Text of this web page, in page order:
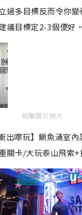
過多目標反而令你
議目標定2-3個便好。
點擊圖片放大
出嚟玩】鰂魚涌室內
關卡/大玩泰山飛索